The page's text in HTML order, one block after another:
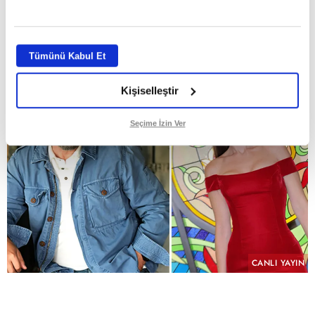
Tümünü Kabul Et
Kişiselleştir
Seçime İzin Ver
CANLI YAYIN